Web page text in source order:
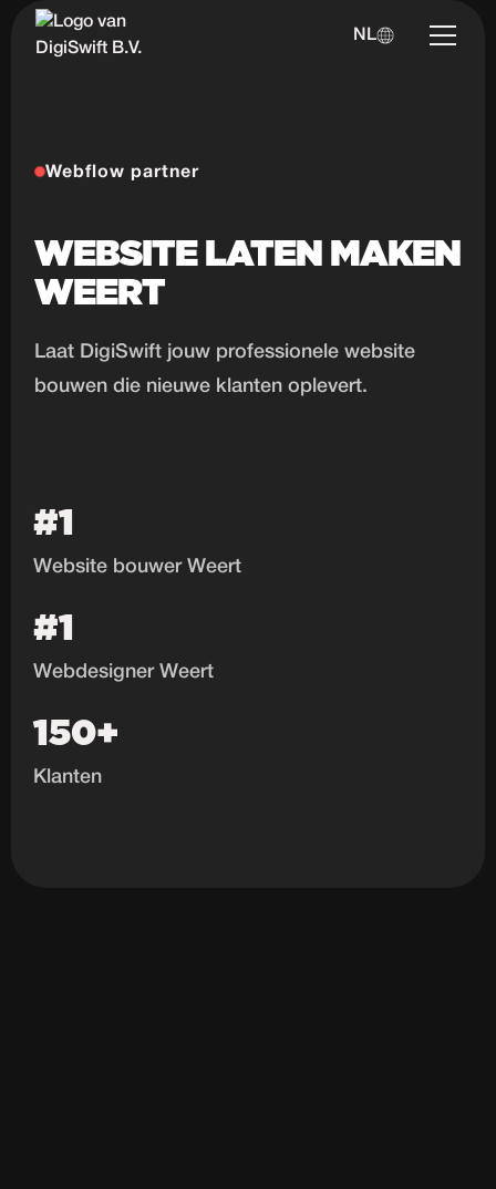
NL
Webflow partner
WEBSITE LATEN MAKEN
WEERT
Laat DigiSwift jouw professionele website
bouwen die nieuwe klanten oplevert.
#1
Website bouwer Weert
#1
Webdesigner Weert
150+
Klanten